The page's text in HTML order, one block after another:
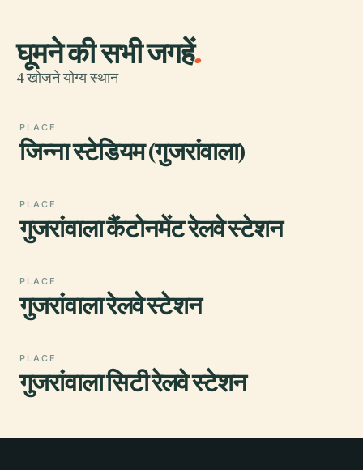
घूमने की सभी जगहें.
4 खोजने योग्य स्थान
PLACE
जिन्ना स्टेडियम (गुजरांवाला)
PLACE
गुजरांवाला कैंटोनमेंट रेलवे स्टेशन
PLACE
गुजरांवाला रेलवे स्टेशन
PLACE
गुजरांवाला सिटी रेलवे स्टेशन